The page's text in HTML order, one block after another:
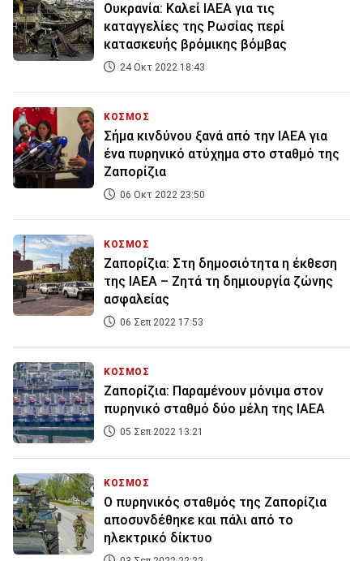
Ουκρανία: Καλεί ΙΑΕΑ για τις
καταγγελίες της Ρωσίας περί
κατασκευής βρόμικης βόμβας
24 Οκτ 2022 18:43
ΚΟΣΜΟΣ
Σήμα κινδύνου ξανά από την ΙΑΕΑ για
ένα πυρηνικό ατύχημα στο σταθμό της
Ζαπορίζια
06 Οκτ 2022 23:50
ΚΟΣΜΟΣ
Ζαπορίζια: Στη δημοσιότητα η έκθεση
της ΙΑΕΑ – Ζητά τη δημιουργία ζώνης
ασφαλείας
06 Σεπ 2022 17:53
ΚΟΣΜΟΣ
Ζαπορίζια: Παραμένουν μόνιμα στον
πυρηνικό σταθμό δύο μέλη της ΙΑΕΑ
05 Σεπ 2022 13:21
ΚΟΣΜΟΣ
Ο πυρηνικός σταθμός της Ζαπορίζια
αποσυνδέθηκε και πάλι από το
ηλεκτρικό δίκτυο